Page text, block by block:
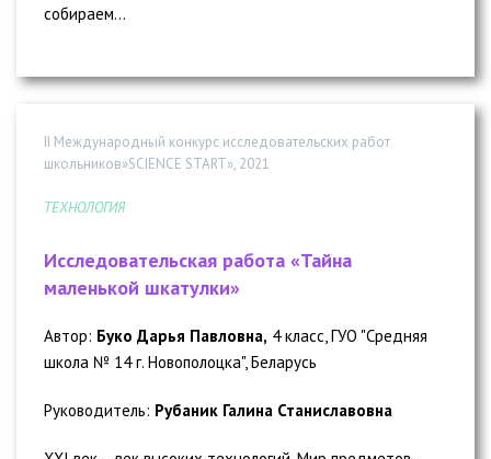
собираем...
II Международный конкурс исследовательских работ
школьников»SCIENCE START», 2021
ТЕХНОЛОГИЯ
Исследовательская работа «Тайна
маленькой шкатулки»
Автор: Буко Дарья Павловна, 4 класс, ГУО "Средняя
школа № 14 г. Новополоцка", Беларусь
Руководитель: Рубаник Галина Станиславовна